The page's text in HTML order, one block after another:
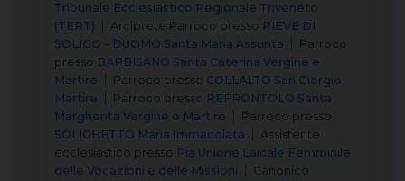
Tribunale Ecclesiastico Regionale Triveneto
(TERT)
Arciprete Parroco presso PIEVE DI
SOLIGO – DUOMO Santa Maria Assunta
Parroco
presso BARBISANO Santa Caterina Vergine e
Martire
Parroco presso COLLALTO San Giorgio
Martire
Parroco presso REFRONTOLO Santa
Margherita Vergine e Martire
Parroco presso
SOLIGHETTO Maria Immacolata
Assistente
ecclesiastico presso Pia Unione Laicale Femminile
delle Vocazioni e delle Missioni
Canonico